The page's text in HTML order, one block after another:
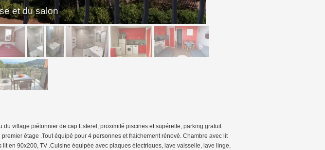
et du salon
village piétonnier de cap Esterel, proximité piscines et supérette, parking gratuit
étage .Tout équipé pour 4 personnes et fraichement rénové. Chambre avec lit
en 90x200, TV .Cuisine équipée avec plaques électriques, lave vaisselle, lave linge,